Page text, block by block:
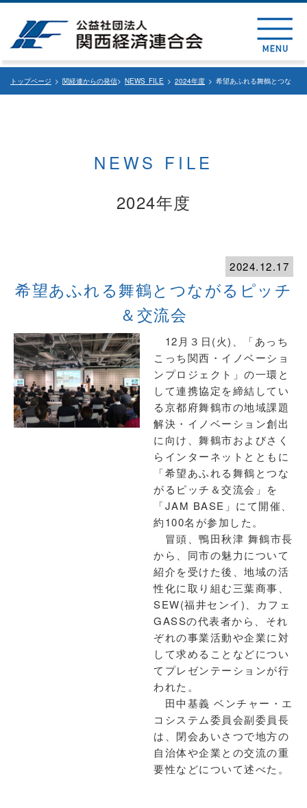
トップページ > 関経連からの発信> NEWS FILE > 2024年度 > 希望あふれる舞鶴とつな
NEWS FILE
2024年度
2024.12.17
希望あふれる舞鶴とつながるピッチ
＆交流会
12月３日(火)、「あっち
こっち関西・イノベーショ
ンプロジェクト」の一環と
して連携協定を締結してい
る京都府舞鶴市の地域課題
解決・イノベーション創出
に向け、舞鶴市およびさく
らインターネットとともに
「希望あふれる舞鶴とつな
がるピッチ＆交流会」を
「JAM BASE」にて開催、
約100名が参加した。
冒頭、鴨田秋津 舞鶴市長
から、同市の魅力について
紹介を受けた後、地域の活
性化に取り組む三葉商事、
SEW(福井センイ)、カフェ
GASSの代表者から、それ
ぞれの事業活動や企業に対
して求めることなどについ
てプレゼンテーションが行
われた。
田中基義 ベンチャー・エ
コシステム委員会副委員長
は、閉会あいさつで地方の
自治体や企業との交流の重
要性などについて述べた。